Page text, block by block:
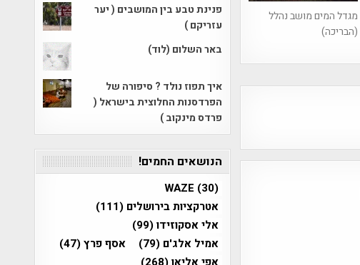
מגדל המים מושב נהלל
(הבריכה)
פנינת טבע בין המושבים ( יער
עזריקם )
באר השלום (לוד)
איך תפוז נולד ? סיפורה של
הפרדסנות החלוצית בישראל (
פרדס מינקוב )
הנושאים החמים!
WAZE (30)
אטרקציות בירושלים (111)
אלי אסקוזידו(99)
אמיל אלג'ם (79) אסף פרץ(47)